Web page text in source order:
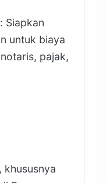
Siapkan
untuk biaya
pajak,
khususnya